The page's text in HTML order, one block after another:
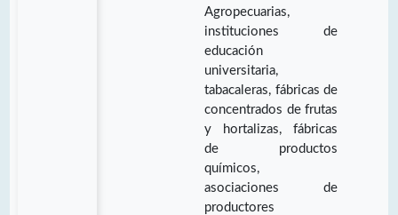
Agropecuarias,
instituciones de
educación
universitaria,
tabacaleras, fábricas de
concentrados de frutas
y hortalizas, fábricas
de productos
químicos,
asociaciones de
productores